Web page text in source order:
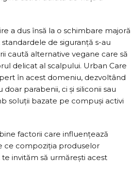
a dus însă la o schimbare majoră
de siguranță s-au
caută alternative vegane care să
delicat al scalpului. Urban Care
în acest domeniu, dezvoltând
parabenii, ci și siliconii sau
soluții bazate pe compuși activi
factorii care influențează
ce compoziția produselor
invităm să urmărești acest